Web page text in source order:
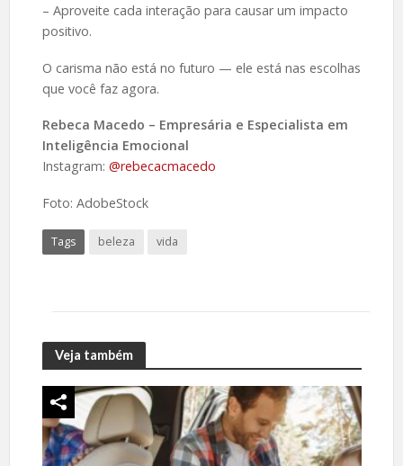
– Aproveite cada interação para causar um impacto
positivo.
O carisma não está no futuro — ele está nas escolhas
que você faz agora.
Rebeca Macedo – Empresária e Especialista em
Inteligência Emocional
Instagram: @rebecacmacedo
Foto: AdobeStock
Tags beleza vida
Veja também